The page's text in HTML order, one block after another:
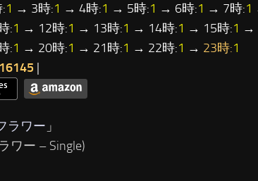
1 → 3時:1 → 4時:1 → 5時:1 → 6時:1 → 7時:1
:1 → 12時:1 → 13時:1 → 14時:1 → 15時:1 →
:1 → 20時:1 → 21時:1 → 22時:1 → 23時:1
|
ラワー 」
ワー – Single)